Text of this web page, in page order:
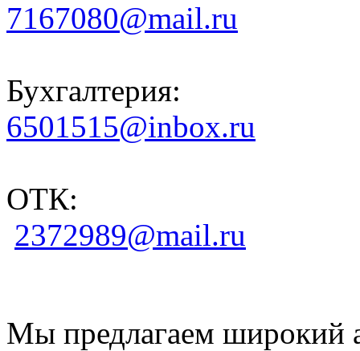
7167080@mail.ru
Бухгалтерия:
6501515@inbox.ru
ОТК:
2372989@mail.ru
Мы предлагаем широкий